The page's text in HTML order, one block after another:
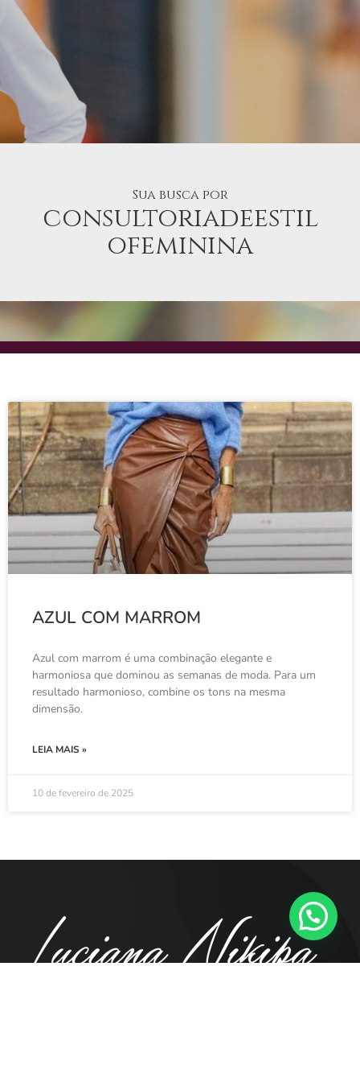
Sua busca por
consultoriadeestil
ofeminina
AZUL COM MARROM
Azul com marrom é uma combinação elegante e
harmoniosa que dominou as semanas de moda. Para um
resultado harmonioso, combine os tons na mesma
dimensão.
LEIA MAIS »
10 de fevereiro de 2025